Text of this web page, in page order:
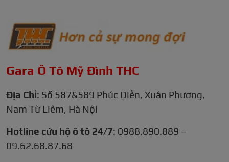
Gara Ô Tô Mỹ Đình THC
Địa Chỉ: Số 587&589 Phúc Diễn, Xuân Phương,
Nam Từ Liêm, Hà Nội
Hotline cứu hộ ô tô 24/7: 0988.890.889 –
09.62.68.87.68